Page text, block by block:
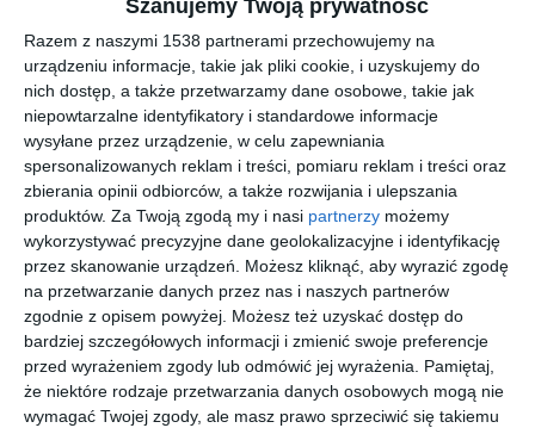
Szanujemy Twoją prywatność
Razem z naszymi 1538 partnerami przechowujemy na
urządzeniu informacje, takie jak pliki cookie, i uzyskujemy do
nich dostęp, a także przetwarzamy dane osobowe, takie jak
niepowtarzalne identyfikatory i standardowe informacje
wysyłane przez urządzenie, w celu zapewniania
spersonalizowanych reklam i treści, pomiaru reklam i treści oraz
zbierania opinii odbiorców, a także rozwijania i ulepszania
produktów. Za Twoją zgodą my i nasi partnerzy możemy
wykorzystywać precyzyjne dane geolokalizacyjne i identyfikację
przez skanowanie urządzeń. Możesz kliknąć, aby wyrazić zgodę
na przetwarzanie danych przez nas i naszych partnerów
zgodnie z opisem powyżej. Możesz też uzyskać dostęp do
bardziej szczegółowych informacji i zmienić swoje preferencje
przed wyrażeniem zgody lub odmówić jej wyrażenia. Pamiętaj,
że niektóre rodzaje przetwarzania danych osobowych mogą nie
wymagać Twojej zgody, ale masz prawo sprzeciwić się takiemu
Projekt dużej kuchni z
szarą poliuretanową
podłogą
Dodaj do ulubionych
Duża kuchnia w
kształcie litery U z
płytkami nad białym
blatem